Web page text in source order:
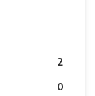
2
0